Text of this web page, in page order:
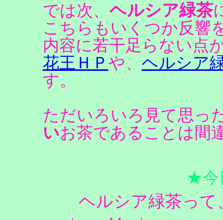
では次、 ヘルシア緑茶
こちらもいくつか反響
内容に若干足らない点
花王ＨＰ や、 ヘルシア
す。
ただいろいろ見て思っ
いお茶であることは間
★今
ヘルシア緑茶って